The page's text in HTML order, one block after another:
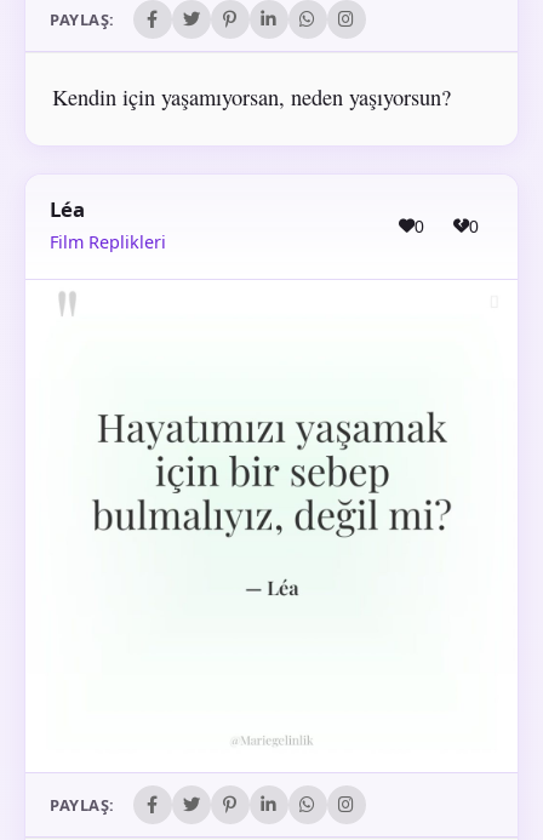
PAYLAŞ:
Kendin için yaşamıyorsan, neden yaşıyorsun?
Léa
Film Replikleri
0 0
PAYLAŞ: